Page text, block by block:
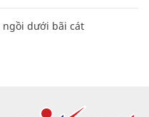
ngồi dưới bãi cát